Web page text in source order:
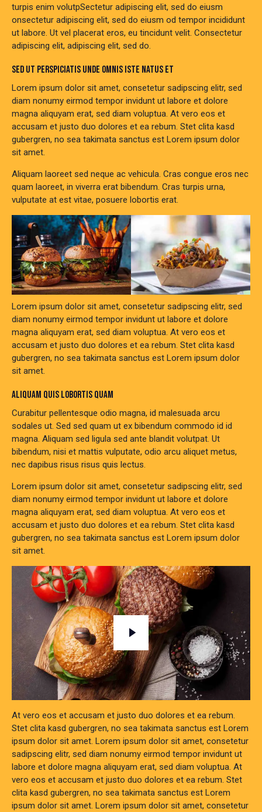
turpis enim volutpSectetur adipiscing elit, sed do eiusm
onsectetur adipiscing elit, sed do eiusm od tempor incididunt
ut labore. Ut vel placerat eros, eu tincidunt velit. Consectetur
adipiscing elit, adipiscing elit, sed do.
SED UT PERSPICIATIS UNDE OMNIS ISTE NATUS ET
Lorem ipsum dolor sit amet, consetetur sadipscing elitr, sed
diam nonumy eirmod tempor invidunt ut labore et dolore
magna aliquyam erat, sed diam voluptua. At vero eos et
accusam et justo duo dolores et ea rebum. Stet clita kasd
gubergren, no sea takimata sanctus est Lorem ipsum dolor
sit amet.
Aliquam laoreet sed neque ac vehicula. Cras congue eros nec
quam laoreet, in viverra erat bibendum. Cras turpis urna,
vulputate at est vitae, posuere lobortis erat.
Lorem ipsum dolor sit amet, consetetur sadipscing elitr, sed
diam nonumy eirmod tempor invidunt ut labore et dolore
magna aliquyam erat, sed diam voluptua. At vero eos et
accusam et justo duo dolores et ea rebum. Stet clita kasd
gubergren, no sea takimata sanctus est Lorem ipsum dolor
sit amet.
ALIQUAM QUIS LOBORTIS QUAM
Curabitur pellentesque odio magna, id malesuada arcu
sodales ut. Sed sed quam ut ex bibendum commodo id id
magna. Aliquam sed ligula sed ante blandit volutpat. Ut
bibendum, nisi et mattis vulputate, odio arcu aliquet metus,
nec dapibus risus risus quis lectus.
Lorem ipsum dolor sit amet, consetetur sadipscing elitr, sed
diam nonumy eirmod tempor invidunt ut labore et dolore
magna aliquyam erat, sed diam voluptua. At vero eos et
accusam et justo duo dolores et ea rebum. Stet clita kasd
gubergren, no sea takimata sanctus est Lorem ipsum dolor
sit amet.
At vero eos et accusam et justo duo dolores et ea rebum.
Stet clita kasd gubergren, no sea takimata sanctus est Lorem
ipsum dolor sit amet. Lorem ipsum dolor sit amet, consetetur
sadipscing elitr, sed diam nonumy eirmod tempor invidunt ut
labore et dolore magna aliquyam erat, sed diam voluptua. At
vero eos et accusam et justo duo dolores et ea rebum. Stet
clita kasd gubergren, no sea takimata sanctus est Lorem
ipsum dolor sit amet. Lorem ipsum dolor sit amet, consetetur